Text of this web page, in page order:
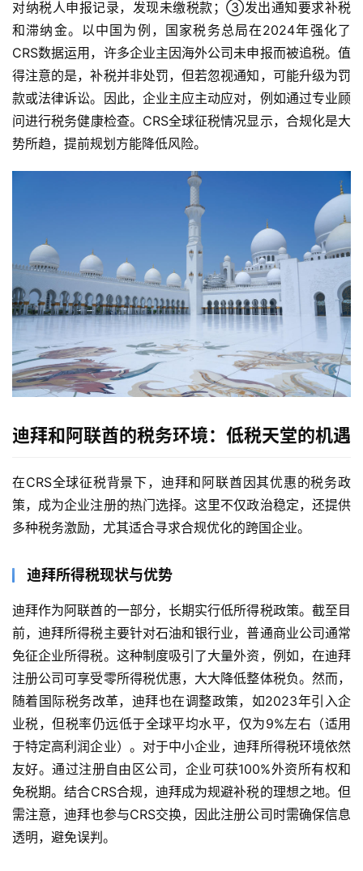
对纳税人申报记录，发现未缴税款；③发出通知要求补税
和滞纳金。以中国为例，国家税务总局在2024年强化了
CRS数据运用，许多企业主因海外公司未申报而被追税。值
得注意的是，补税并非处罚，但若忽视通知，可能升级为罚
款或法律诉讼。因此，企业主应主动应对，例如通过专业顾
问进行税务健康检查。CRS全球征税情况显示，合规化是大
势所趋，提前规划方能降低风险。
迪拜和阿联酋的税务环境：低税天堂的机遇
在CRS全球征税背景下，迪拜和阿联酋因其优惠的税务政
策，成为企业注册的热门选择。这里不仅政治稳定，还提供
多种税务激励，尤其适合寻求合规优化的跨国企业。
迪拜所得税现状与优势
迪拜作为阿联酋的一部分，长期实行低所得税政策。截至目
前，迪拜所得税主要针对石油和银行业，普通商业公司通常
免征企业所得税。这种制度吸引了大量外资，例如，在迪拜
注册公司可享受零所得税优惠，大大降低整体税负。然而，
随着国际税务改革，迪拜也在调整政策，如2023年引入企
业税，但税率仍远低于全球平均水平，仅为9%左右（适用
于特定高利润企业）。对于中小企业，迪拜所得税环境依然
友好。通过注册自由区公司，企业可获100%外资所有权和
免税期。结合CRS合规，迪拜成为规避补税的理想之地。但
需注意，迪拜也参与CRS交换，因此注册公司时需确保信息
透明，避免误判。